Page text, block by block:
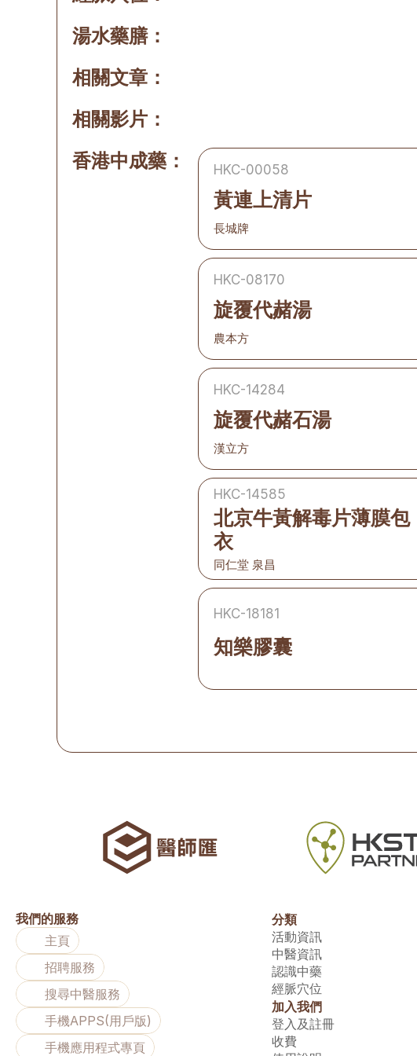
湯水藥膳：
相關文章：
相關影片：
香港中成藥：
HKC-00058
黃連上清片
長城牌
HKC-08170
旋覆代赭湯
農本方
HKC-14284
旋覆代赭石湯
漢立方
HKC-14585
北京牛黃解毒片薄膜包
衣
同仁堂 泉昌
HKC-18181
知樂膠囊
我們的服務
主頁
招聘服務
搜尋中醫服務
手機APPS(用戶版)
手機應用程式專頁
分類
活動資訊
中醫資訊
認識中藥
經脈穴位
加入我們
登入及註冊
收費